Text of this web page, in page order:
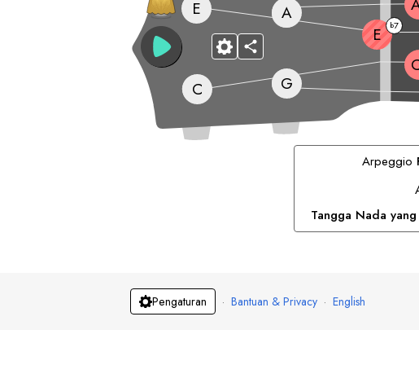
G
C
E
E
b7
A
Arpeggio
Tangga Nada
Pengaturan · Bantuan & Privacy · English